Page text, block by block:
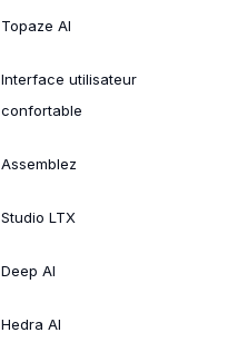
Topaze AI
Interface utilisateur
confortable
Assemblez
Studio LTX
Deep AI
Hedra AI